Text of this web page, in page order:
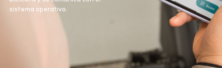
sistema operativo.